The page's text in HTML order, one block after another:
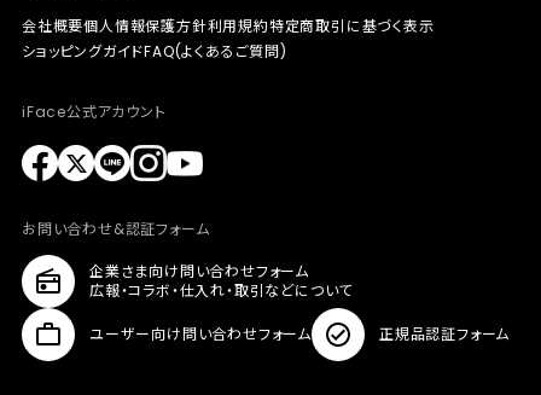
会社概要個人情報保護方針利用規約特定商取引に基づく表示
ショッピングガイドFAQ(よくあるご質問)
iFace公式アカウント
お問い合わせ&認証フォーム
企業さま向け問い合わせフォーム
広報・コラボ・仕入れ・取引などについて
ユーザー向け問い合わせフォーム 正規品認証フォーム